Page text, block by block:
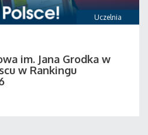
Uczelnia
im. Jana Grodka w
w Rankingu